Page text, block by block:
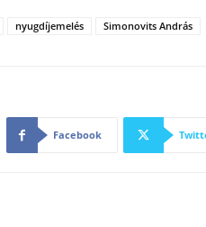
nyugdíjemelés Simonovits András
Facebook